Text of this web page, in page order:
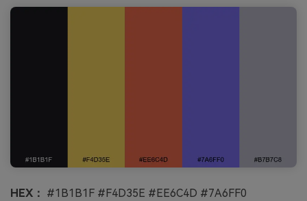
HEX： #1B1B1F #F4D35E #EE6C4D #7A6FF0